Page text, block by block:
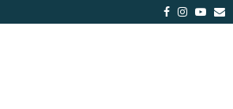
Facebook